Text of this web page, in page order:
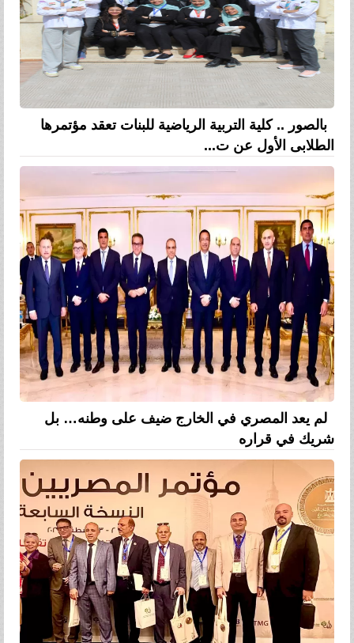
بالصور .. كلية التربية الرياضية للبنات تعقد مؤتمرها
الطلابى الأول عن ت...
لم يعد المصري في الخارج ضيف على وطنه… بل
شريك في قراره